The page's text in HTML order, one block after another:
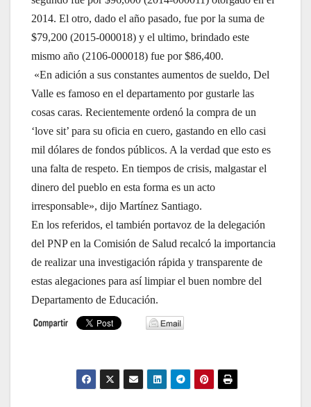
2014. El otro, dado el año pasado, fue por la suma de
$79,200 (2015-000018) y el ultimo, brindado este
mismo año (2106-000018) fue por $86,400.
«En adición a sus constantes aumentos de sueldo, Del
Valle es famoso en el departamento por gustarle las
cosas caras. Recientemente ordenó la compra de un
‘love sit’ para su oficia en cuero, gastando en ello casi
mil dólares de fondos públicos. A la verdad que esto es
una falta de respeto. En tiempos de crisis, malgastar el
dinero del pueblo en esta forma es un acto
irresponsable», dijo Martínez Santiago.
En los referidos, el también portavoz de la delegación
del PNP en la Comisión de Salud recalcó la importancia
de realizar una investigación rápida y transparente de
estas alegaciones para así limpiar el buen nombre del
Departamento de Educación.